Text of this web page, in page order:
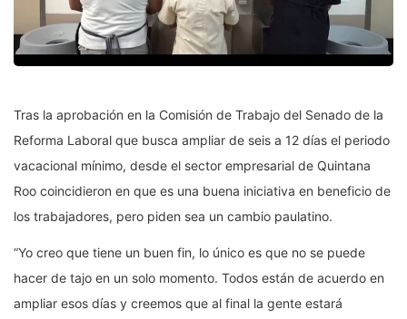
Tras la aprobación en la Comisión de Trabajo del Senado de la
Reforma Laboral que busca ampliar de seis a 12 días el periodo
vacacional mínimo, desde el sector empresarial de Quintana
Roo coincidieron en que es una buena iniciativa en beneficio de
los trabajadores, pero piden sea un cambio paulatino.
“Yo creo que tiene un buen fin, lo único es que no se puede
hacer de tajo en un solo momento. Todos están de acuerdo en
ampliar esos días y creemos que al final la gente estará